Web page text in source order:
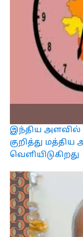
இந்திய அளவில்
குறித்து மத்திய
வெளியிடுகிறது